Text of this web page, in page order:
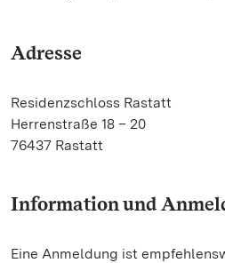
Adresse
Residenzschloss Rastatt
Herrenstraße 18 – 20
76437 Rastatt
Information und
Eine Anmeldung ist